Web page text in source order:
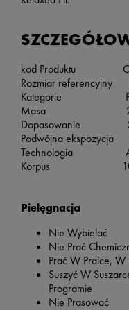
kod Produktu
Rozmiar referencyjny
Kategorie
Masa 278
Dopasowanie
Podwójna ekspozycja
Technologia
Korpus 100%
Pielęgnacja
Nie Wybielać
Nie Prać
Prać W Pralce,
Suszyć W
Programie
Nie Prasować